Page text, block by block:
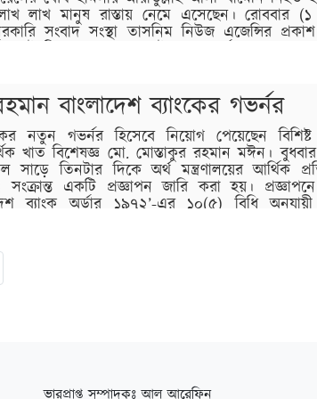
লাখ মানুষ রাস্তায় নেমে এসেছেন। রোববার (১
সংবাদ সংস্থা তাসনিম নিউজ এজেন্সির
বাংলাদেশ ব্যাংকের গভর্নর
নতুন গভর্নর হিসেবে নিয়োগ পেয়েছেন বিশিষ্ট
খাত বিশেষজ্ঞ মো. মোস্তাকুর রহমান মঈন।
সাড়ে তিনটার দিকে অর্থ মন্ত্রণালয়ের আর্থিক
একটি প্রজ্ঞাপন জারি করা হয়।
ব্যাংক অর্ডার ১৯৭২’-এর ১০(৫) বিধি